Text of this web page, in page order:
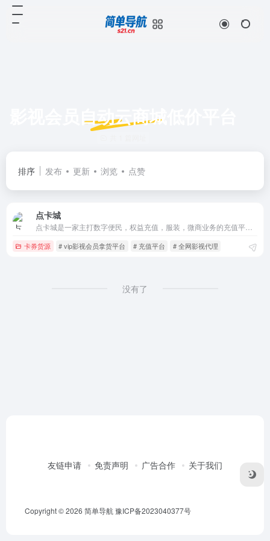
影视会员自动云商城低价平台
排序 发布 更新 浏览 点赞
点卡城
卡券货源 # vip影视会员拿货平台 # 充值平台 # 全网影视代理
没有了
友链申请 免责声明 广告合作 关于我们
Copyright © 2026 简单导航豫ICP备2023040377号